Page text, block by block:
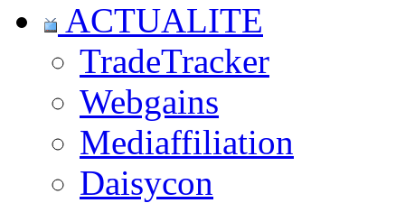
ACTUALITE
TradeTracker
Webgains
Mediaffiliation
Daisycon